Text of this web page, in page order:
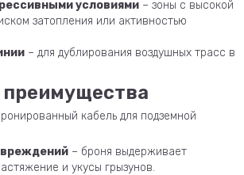
условиями – зоны с высокой
затопления или активностью
– для дублирования воздушных трасс в
кабель для подземной
– броня выдерживает
и укусы грызунов.